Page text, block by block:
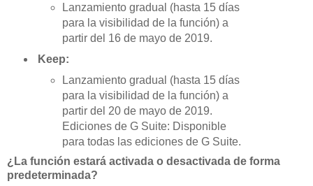
Lanzamiento gradual (hasta 15 días
para la visibilidad de la función) a
partir del 16 de mayo de 2019.
Keep:
Lanzamiento gradual (hasta 15 días
para la visibilidad de la función) a
partir del 20 de mayo de 2019.
Ediciones de G Suite: Disponible
para todas las ediciones de G Suite.
¿La función estará activada o desactivada de forma
predeterminada?